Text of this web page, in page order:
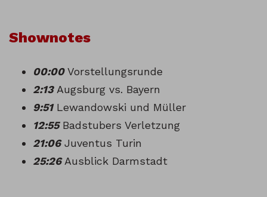
Shownotes
00:00Vorstellungsrunde
2:13Augsburg vs. Bayern
9:51Lewandowski und Müller
12:55Badstubers Verletzung
21:06Juventus Turin
25:26Ausblick Darmstadt